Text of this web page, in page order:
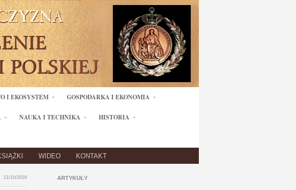
I EKOSYSTEM GOSPODARKA I EKONOMIA
NAUKA I TECHNIKA HISTORIA
WIDEO KONTAKT
21/10/2019 ARTYKUŁY